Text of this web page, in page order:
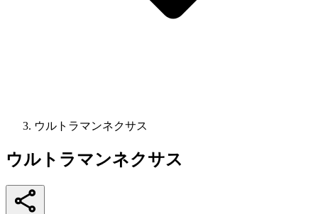
ウルトラマンネクサス
ウルトラマンネクサス